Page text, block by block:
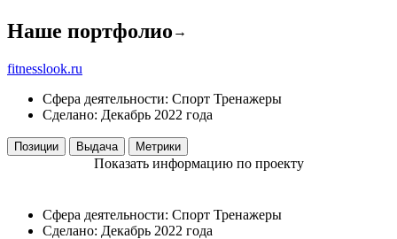
Наше портфолио →
fitnesslook.ru
Сфера деятельности: Спорт Тренажеры
Сделано: Декабрь 2022 года
Позиции Выдача Метрики
Показать информацию по проекту
Сфера деятельности: Спорт Тренажеры
Сделано: Декабрь 2022 года